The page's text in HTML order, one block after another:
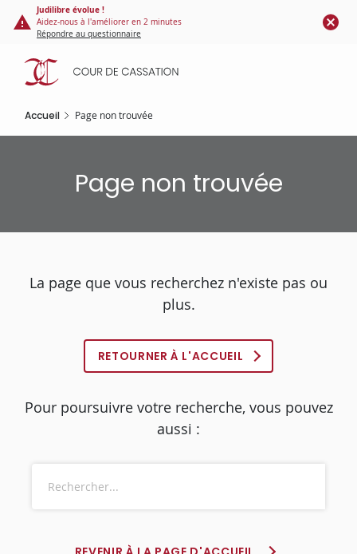
Panneau de gestion des cookies
contenu
principal
Judilibre évolue !
Aidez-nous à l'améliorer en 2 minutes
Répondre au questionnaire
Accueil Page non trouvée
Page non trouvée
La page que vous recherchez n'existe pas ou
plus.
RETOURNER À L'ACCUEIL
Pour poursuivre votre recherche, vous pouvez
aussi :